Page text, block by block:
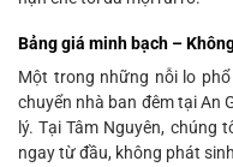
Bảng giá minh bạch –
Một trong những nỗi lo
chuyển nhà ban đêm tại An
lý. Tại Tâm Nguyên, chúng
ngay từ đầu, không phát